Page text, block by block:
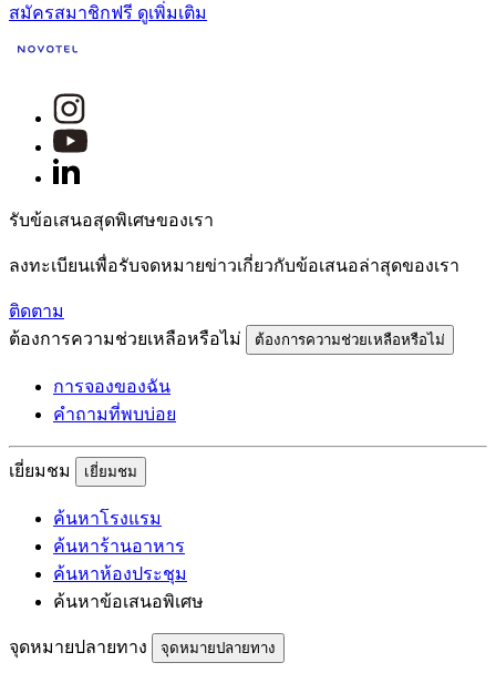
สมัครสมาชิกฟรี ดูเพิ่มเติม
รับข้อเสนอสุดพิเศษของเรา
ลงทะเบียนเพื่อรับจดหมายข่าวเกี่ยวกับข้อเสนอล่าสุดของเรา
ติดตาม
ต้องการความช่วยเหลือหรือไม่
ต้องการความช่วยเหลือหรือไม่
การจองของฉัน
คำถามที่พบบ่อย
เยี่ยมชม เยี่ยมชม
ค้นหาโรงแรม
ค้นหาร้านอาหาร
ค้นหาห้องประชุม
ค้นหาข้อเสนอพิเศษ
จุดหมายปลายทาง จุดหมายปลายทาง